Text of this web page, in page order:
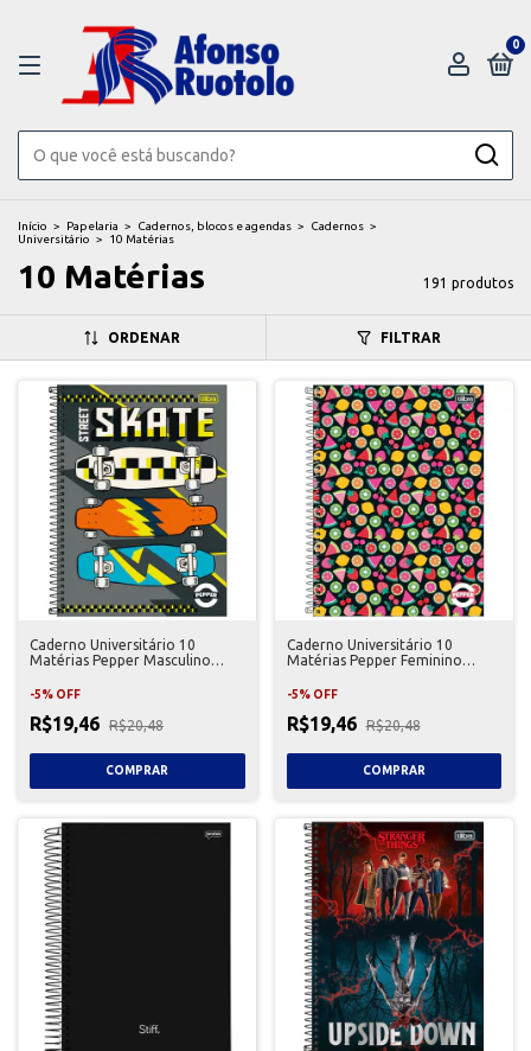
0
Início > Papelaria > Cadernos, blocos e agendas > Cadernos >
Universitário > 10 Matérias
10 Matérias 191 produtos
ORDENAR FILTRAR
Caderno Universitário 10
Matérias Pepper Masculino
-5% OFF
R$19,46 R$20,48
Caderno Universitário 10
Matérias Pepper Feminino
-5% OFF
R$19,46 R$20,48